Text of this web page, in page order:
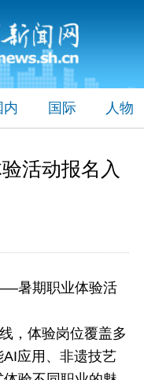
内 国际 人物
活动报名入
暑期职业体验活
，体验岗位覆盖多
应用、非遗技艺